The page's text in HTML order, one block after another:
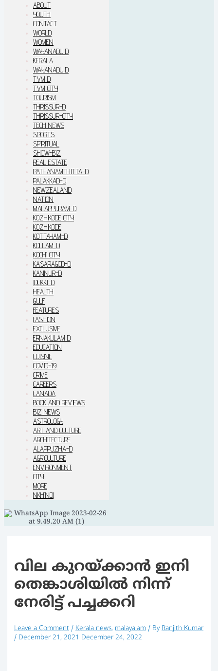
ABOUT
YOUTH
CONTACT
WORLD
WOMEN
WAYANADU D
KERALA
WAYANADU D
TVM D
TVM CITY
TOURISM
THRISSUR-D
THRISSUR-CITY
TECH NEWS
SPORTS
SPIRITUAL
SHOW-BIZ
REAL ESTATE
PATHANAMTHITTA-D
PALAKKAD-D
NEWZEALAND
NATION
MALAPPURAM-D
KOZHIKODE CITY
KOZHIKODE
KOTTAYAM-D
KOLLAM-D
KOCHI CITY
KASARAGOD-D
KANNUR-D
IDUKKI–D
HEALTH
GULF
FEATURES
FASHION
EXCLUSIVE
ERNAKULAM D
EDUCATION
CUISINE
COVID-19
CRIME
CAREERS
CANADA
BOOK AND REVIEWS
BIZ NEWS
ASTROLOGY
ART AND CULTURE
ARCHITECTURE
ALAPPUZHA-D
AGRICULTURE
ENVIRONMENT
CITY
MORE
NKHINDI
വില കുറയ്ക്കാൻ ഇനി
തെങ്കാശിയിൽ നിന്ന്
നേരിട്ട് പച്ചക്കറി
Leave a Comment /Kerala news,malayalam / ByRanjith Kumar
/ December 21, 2021 December 24, 2022